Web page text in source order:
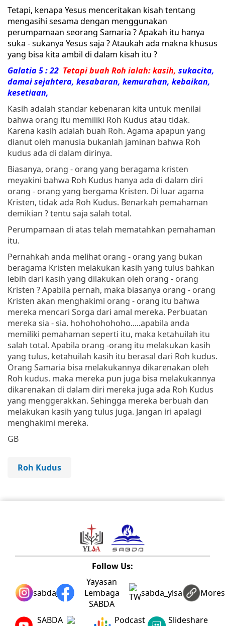
Tetapi, kenapa Yesus menceritakan kisah tentang
mengasihi sesama dengan menggunakan
perumpamaan seorang Samaria ? Apakah itu hanya
suka - sukanya Yesus saja ? Ataukah ada makna khusus
yang bisa kita ambil di dalam kisah itu ?
Galatia 5 : 22 Tetapibuah Roh ialah: kasih, sukacita,
damai sejahtera, kesabaran, kemurahan, kebaikan,
kesetiaan,
Kasih adalah standar kebenaran kita untuk menilai
bahwa orang itu memiliki Roh Kudus atau tidak.
Karena kasih adalah buah Roh. Agama apapun yang
dianut oleh manusia bukanlah jaminan bahwa Roh
kudus ada di dalam dirinya.
Biasanya, orang - orang yang beragama kristen
meyakini bahwa Roh Kudus hanya ada di dalam diri
orang - orang yang bergama Kristen. Di luar agama
Kristen, tidak ada Roh Kudus. Benarkah pemahaman
demikian ? tentu saja salah total.
Perumpamaan di atas telah mematahkan pemahaman
itu.
Pernahkah anda melihat orang - orang yang bukan
beragama Kristen melakukan kasih yang tulus bahkan
lebih dari kasih yang dilakukan oleh orang - orang
Kristen ? Apabila pernah, maka biasanya orang - orang
Kristen akan menghakimi orang - orang itu bahwa
mereka mencari Sorga dari amal mereka. Perbuatan
mereka sia - sia. hohohohohoho.....apabila anda
memiliki pemahaman seperti itu, maka ketahuilah itu
salah total. Apabila orang -orang itu melakukan kasih
yang tulus, ketahuilah kasih itu berasal dari Roh kudus.
Orang Samaria bisa melakukannya dikarenakan oleh
Roh kudus. maka mereka pun juga bisa melakukannya
dikarenakan di dalam diri mereka juga ada Roh Kudus
yang menggerakkan. Sehingga mereka berbuah dan
melakukan kasih yang tulus juga. Jangan iri apalagi
menghakimi mereka.
GB
Roh Kudus
Follow Us:
sabda_ylsa
Yayasan
Lembaga
SABDA
sabda_ylsa Mores
SABDA
Podcast
Slideshare